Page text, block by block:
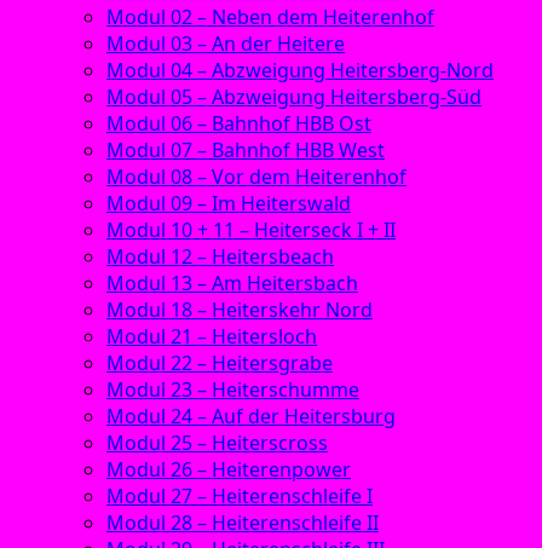
Modul 02 – Neben dem Heiterenhof
Modul 03 – An der Heitere
Modul 04 – Abzweigung Heitersberg-Nord
Modul 05 – Abzweigung Heitersberg-Süd
Modul 06 – Bahnhof HBB Ost
Modul 07 – Bahnhof HBB West
Modul 08 – Vor dem Heiterenhof
Modul 09 – Im Heiterswald
Modul 10 + 11 – Heiterseck I + II
Modul 12 – Heitersbeach
Modul 13 – Am Heitersbach
Modul 18 – Heiterskehr Nord
Modul 21 – Heitersloch
Modul 22 – Heitersgrabe
Modul 23 – Heiterschumme
Modul 24 – Auf der Heitersburg
Modul 25 – Heiterscross
Modul 26 – Heiterenpower
Modul 27 – Heiterenschleife I
Modul 28 – Heiterenschleife II